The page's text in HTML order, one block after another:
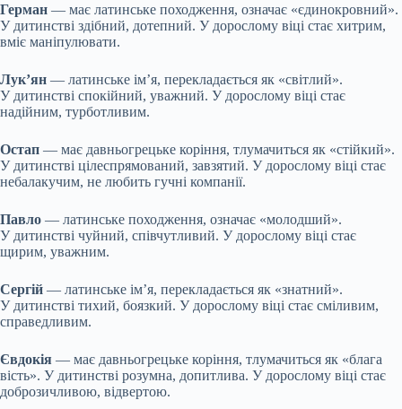
Герман — має латинське походження, означає «єдинокровний».
У дитинстві здібний, дотепний. У дорослому віці стає хитрим,
вміє маніпулювати.
Лук’ян — латинське ім’я, перекладається як «світлий».
У дитинстві спокійний, уважний. У дорослому віці стає
надійним, турботливим.
Остап — має давньогрецьке коріння, тлумачиться як «стійкий».
У дитинстві цілеспрямований, завзятий. У дорослому віці стає
небалакучим, не любить гучні компанії.
Павло — латинське походження, означає «молодший».
У дитинстві чуйний, співчутливий. У дорослому віці стає
щирим, уважним.
Сергій — латинське ім’я, перекладається як «знатний».
У дитинстві тихий, боязкий. У дорослому віці стає сміливим,
справедливим.
Євдокія — має давньогрецьке коріння, тлумачиться як «блага
вість». У дитинстві розумна, допитлива. У дорослому віці стає
доброзичливою, відвертою.